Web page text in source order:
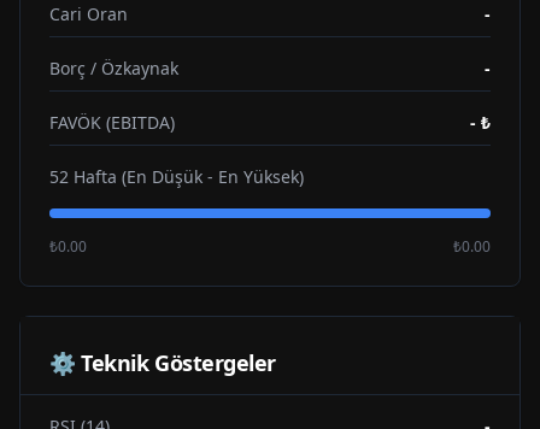
Cari Oran -
Borç / Özkaynak -
FAVÖK (EBITDA) - ₺
52 Hafta (En Düşük - En Yüksek)
₺0.00 ₺0.00
⚙️ Teknik Göstergeler